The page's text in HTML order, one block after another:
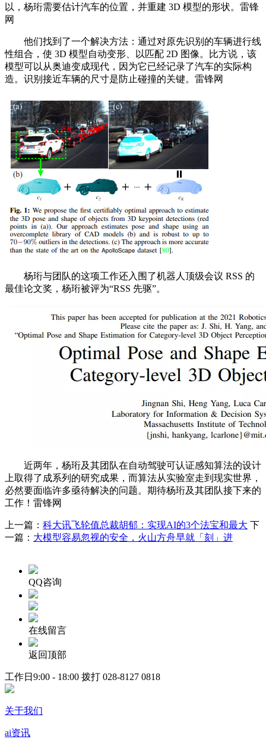
以，杨珩需要估计汽车的位置，并重建 3D 模型的形状。雷锋
网
他们找到了一个解决方法：通过对原先识别的车辆进行线
性组合，使 3D 模型自动变形、以匹配 2D 图像。比方说，该
模型可以从奥迪变成现代，因为它已经记录了汽车的实际构
造。识别接近车辆的尺寸是防止碰撞的关键。雷锋网
杨珩与团队的这项工作还入围了机器人顶级会议 RSS 的
最佳论文奖，杨珩被评为“RSS 先驱”。
近两年，杨珩及其团队在自动驾驶可认证感知算法的设计
上取得了成系列的研究成果，而算法从实验室走到现实世界，
必然要面临许多亟待解决的问题。期待杨珩及其团队接下来的
工作！雷锋网
上一篇： 科大讯飞轮值总裁胡郁：实现AI的3个法宝和最大 下
一篇： 大模型容易忽视的安全，火山方舟早就「刻」进
QQ咨询
在线留言
返回顶部
工作日9:00 - 18:00 拨打 028-8127 0818
关于我们
ai资讯